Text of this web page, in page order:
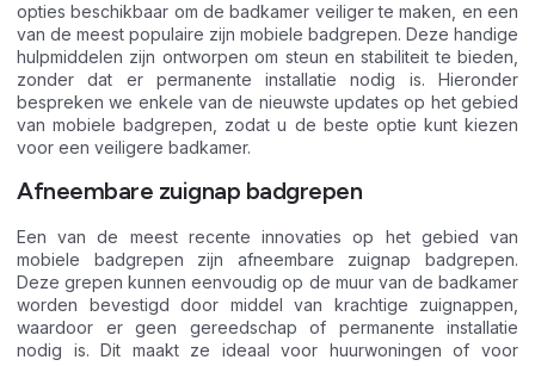
opties beschikbaar om de badkamer veiliger te maken, en een
van de meest populaire zijn mobiele badgrepen. Deze handige
hulpmiddelen zijn ontworpen om steun en stabiliteit te bieden,
zonder dat er permanente installatie nodig is. Hieronder
bespreken we enkele van de nieuwste updates op het gebied
van mobiele badgrepen, zodat u de beste optie kunt kiezen
voor een veiligere badkamer.
Afneembare zuignap badgrepen
Een van de meest recente innovaties op het gebied van
mobiele badgrepen zijn afneembare zuignap badgrepen.
Deze grepen kunnen eenvoudig op de muur van de badkamer
worden bevestigd door middel van krachtige zuignappen,
waardoor er geen gereedschap of permanente installatie
nodig is. Dit maakt ze ideaal voor huurwoningen of voor